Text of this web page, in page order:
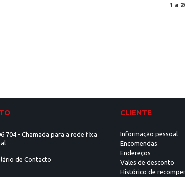
1 a
704 - Chamada para a rede fixa
de Contacto
CLIENTE
Informação pessoal
Encomendas
Endereços
Vales de desconto
Histórico de